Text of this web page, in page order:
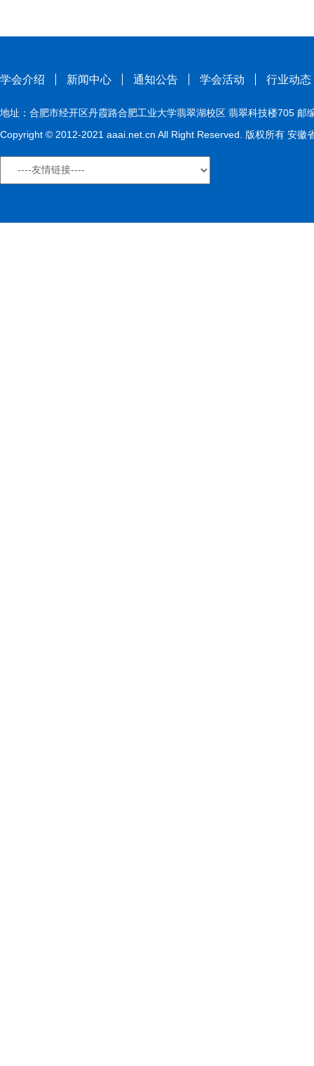
学会介绍 新闻中心 通知公告 学会活动 行业动态
地址：合肥市经开区丹霞路合肥工业大学翡翠湖校区 翡翠科技楼705
Copyright © 2012-2021 aaai.net.cn All Right Reserved. 版权所有 安徽